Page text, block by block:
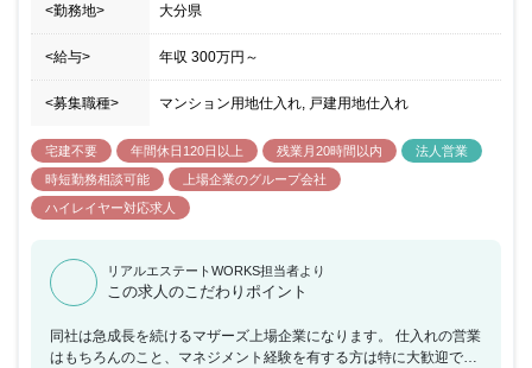
<勤務地> 大分県
<給与> 年収 300万円 ～
<募集職種> マンション用地仕入れ, 戸建用地仕入れ
宅建不要 年間休日120日以上 残業月20時間以内
法人営業
時短勤務相談可能
上場企業のグループ会社
ハイレイヤー対応求人
リアルエステートWORKS担当者より
この求人のこだわりポイント
同社は急成長を続けるマザーズ上場企業になります。 仕入れの営業
はもちろんのこと、マネジメント経験を有する方は特に大歓迎で